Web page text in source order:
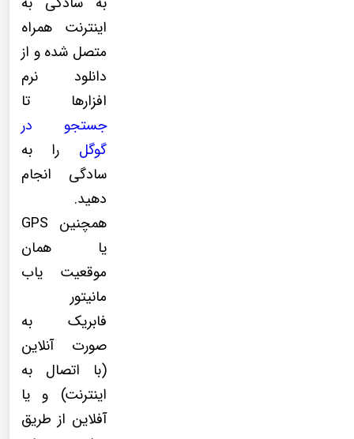
اینترنت همراه
متصل شده و از
دانلود نرم
افزارها تا
جستجو در
گوگل را به
سادگی انجام
دهید.
همچنین GPS
یا همان
موقعیت یاب
مانیتور
فابریک به
صورت آنلاین
(با اتصال به
اینترنت) و یا
آفلاین از طریق